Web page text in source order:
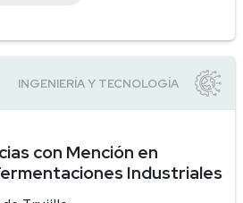
con Mención en
Industriales